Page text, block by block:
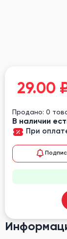
29.00
Продано: 0
В наличии
При